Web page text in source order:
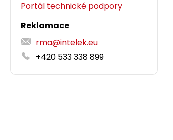
Portál technické podpory
Reklamace
rma@intelek.eu
+420 533 338 899